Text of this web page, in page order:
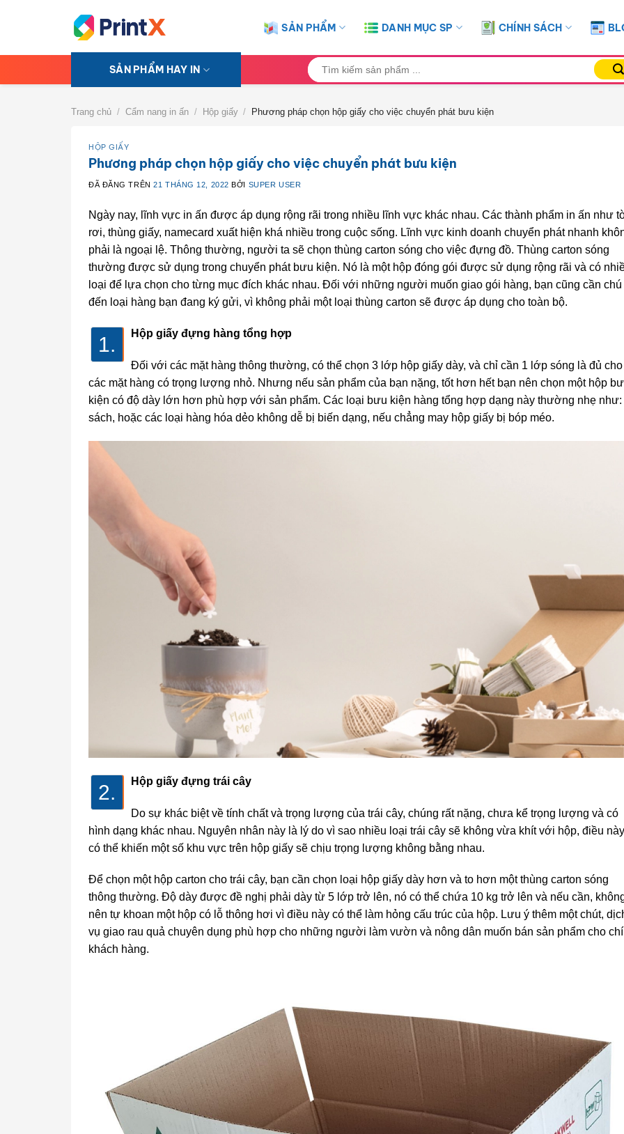
SẢN PHẨM DANH MỤC SP CHÍNH SÁCH
SẢN PHẨM HAY IN
Tìm
kiếm:
Trang chủ / Cẩm nang in ấn / Hộp giấy / Phương pháp chọn hộp giấy cho việc chuyển phát bưu kiện
HỘP GIẤY
Phương pháp chọn hộp giấy cho việc chuyển phát bưu kiện
ĐÃ ĐĂNG TRÊN21 THÁNG 12, 2022 BỞI SUPER USER
Ngày nay, lĩnh vực in ấn được áp dụng rộng rãi trong nhiều lĩnh vực khác nhau. Các thành phẩm in ấn như
rơi, thùng giấy, namecard xuất hiện khá nhiều trong cuộc sống. Lĩnh vực kinh doanh chuyển phát nhanh
phải là ngoại lệ. Thông thường, người ta sẽ chọn thùng carton sóng cho việc đựng đồ. Thùng carton sóng
thường được sử dụng trong chuyển phát bưu kiện. Nó là một hộp đóng gói được sử dụng rộng rãi và có
loại để lựa chọn cho từng mục đích khác nhau. Đối với những người muốn giao gói hàng, bạn cũng cần chú
đến loại hàng bạn đang ký gửi, vì không phải một loại thùng carton sẽ được áp dụng cho toàn bộ.
1. Hộp giấy đựng hàng tổng hợp
Đối với các mặt hàng thông thường, có thể chọn 3 lớp hộp giấy dày, và chỉ cần 1 lớp sóng là đủ cho
các mặt hàng có trọng lượng nhỏ. Nhưng nếu sản phẩm của bạn nặng, tốt hơn hết bạn nên chọn một hộp
kiện có độ dày lớn hơn phù hợp với sản phẩm. Các loại bưu kiện hàng tổng hợp dạng này thường nhẹ như:
sách, hoặc các loại hàng hóa dẻo không dễ bị biến dạng, nếu chẳng may hộp giấy bị bóp méo.
2. Hộp giấy đựng trái cây
Do sự khác biệt về tính chất và trọng lượng của trái cây, chúng rất nặng, chưa kể trọng lượng và có
hình dạng khác nhau. Nguyên nhân này là lý do vì sao nhiều loại trái cây sẽ không vừa khít với hộp, điều này
có thể khiến một số khu vực trên hộp giấy sẽ chịu trọng lượng không bằng nhau.
Để chọn một hộp carton cho trái cây, bạn cần chọn loại hộp giấy dày hơn và to hơn một thùng carton sóng
thông thường. Độ dày được đề nghị phải dày từ 5 lớp trở lên, nó có thể chứa 10 kg trở lên và nếu cần,
nên tự khoan một hộp có lỗ thông hơi vì điều này có thể làm hỏng cấu trúc của hộp. Lưu ý thêm một chút,
vụ giao rau quả chuyên dụng phù hợp cho những người làm vườn và nông dân muốn bán sản phẩm cho
khách hàng.